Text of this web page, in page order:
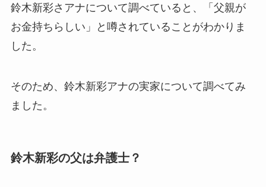
鈴木新彩さアナについて調べていると、「父親が
お金持ちらしい」と噂されていることがわかりま
した。
そのため、鈴木新彩アナの実家について調べてみ
ました。
鈴木新彩の父は弁護士？